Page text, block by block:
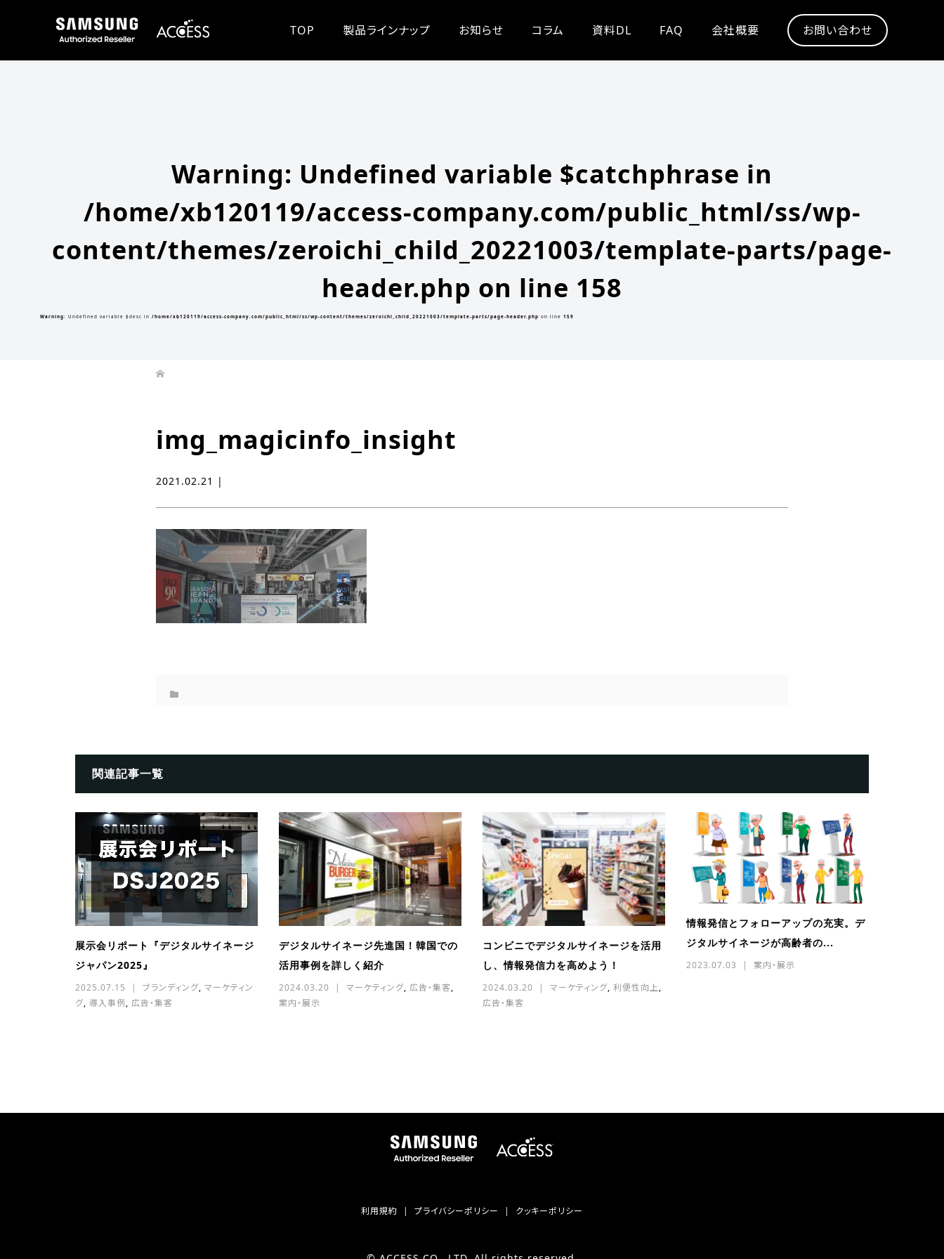
TOP 製品ラインナップ お知らせ コラム 資料DL FAQ 会社概要 お問い合わせ
Warning: Undefined variable $catchphrase in
/home/xb120119/access-company.com/public_html/ss/wp-
content/themes/zeroichi_child_20221003/template-parts/page-
header.php on line 158
Warning: Undefined variable $desc in /home/xb120119/access-company.com/public_html/ss/wp-content/themes/zeroichi_child_20221003/template-parts/page-header.php on line 159
img_magicinfo_insight
2021.02.21 |
関連記事一覧
展示会リポート『デジタルサイネージ
ジャパン2025』
2025.07.15 ブランディング, マーケティン
グ, 導入事例, 広告・集客
デジタルサイネージ先進国！韓国での
活用事例を詳しく紹介
2024.03.20 マーケティング, 広告・集客,
案内・展示
コンビニでデジタルサイネージを活用
し、情報発信力を高めよう！
2024.03.20 マーケティング, 利便性向上,
広告・集客
情報発信とフォローアップの充実。デ
ジタルサイネージが高齢者の...
2023.07.03 案内・展示
利用規約 プライバシーポリシー クッキーポリシー